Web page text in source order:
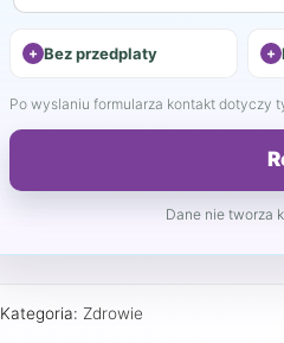
Bez przedplaty
Po wyslaniu formularza kontakt dotyczy
Dane nie tworza
Kategoria: Zdrowie